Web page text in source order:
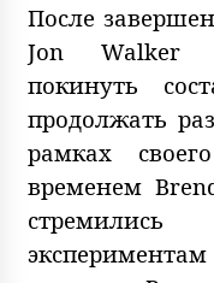
После
Jon Walker
покинуть
продолжать
рамках
временем